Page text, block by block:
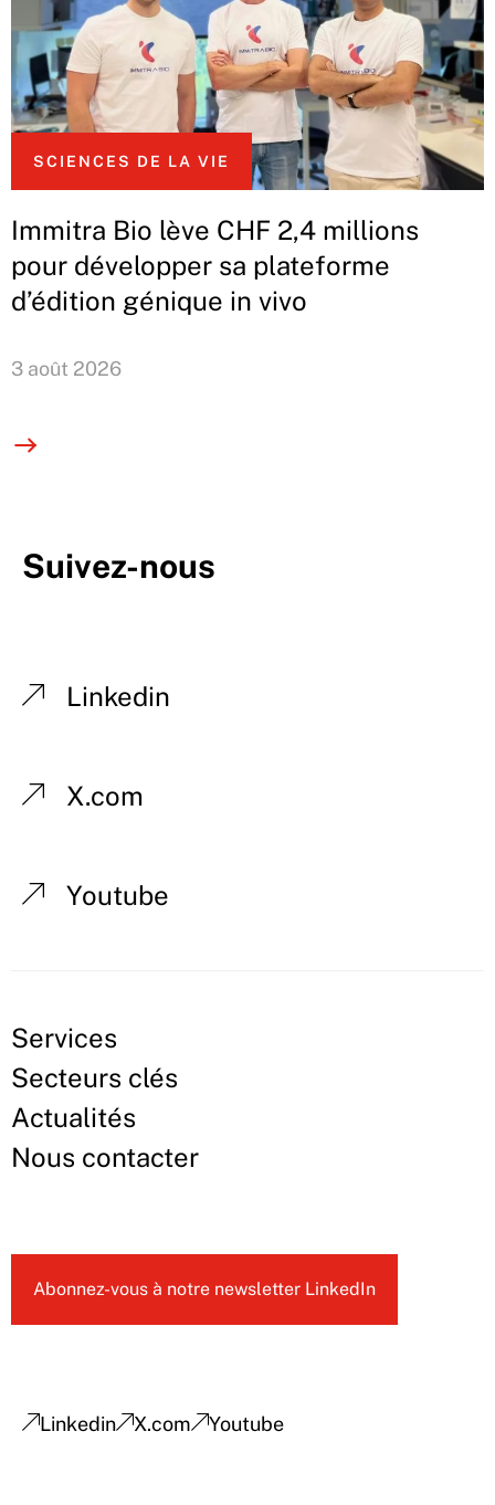
SCIENCES DE LA VIE
Immitra Bio lève CHF 2,4 millions
pour développer sa plateforme
d’édition génique in vivo
3 août 2026
Suivez-nous
Linkedin
X.com
Youtube
Services
Secteurs clés
Actualités
Nous contacter
Abonnez-vous à notre newsletter LinkedIn
Linkedin X.com Youtube